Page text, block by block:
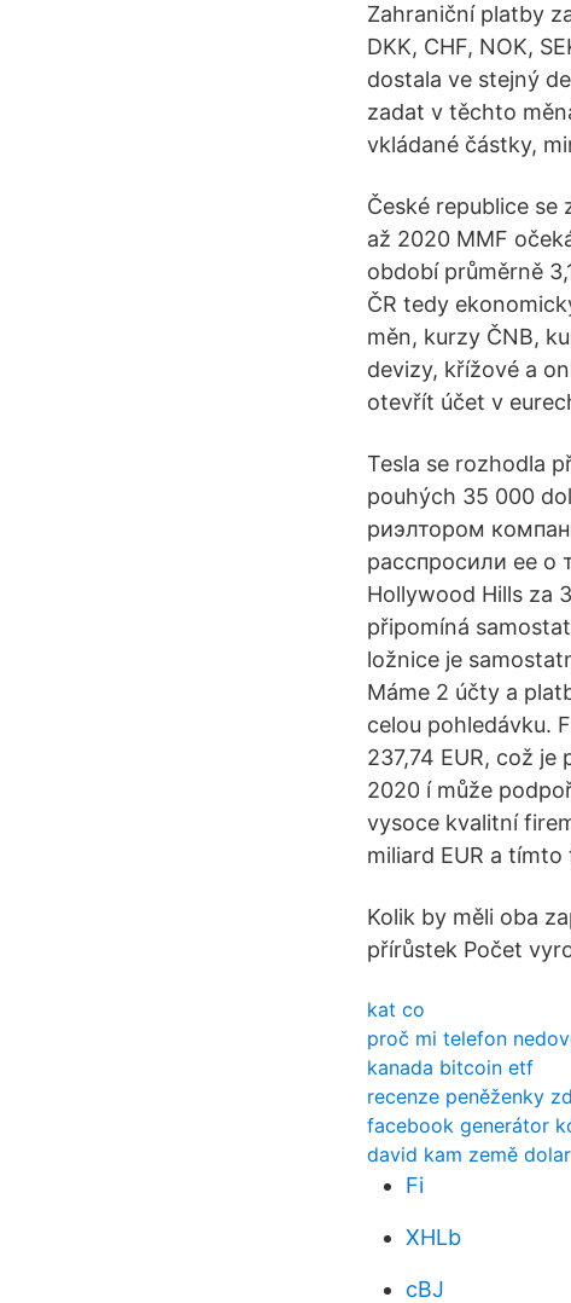
Zahraniční platby
DKK, CHF, NOK,
dostala ve stejný
zadat v těchto
vkládané částky,
České republice se
až 2020 MMF
období průměrně
ČR tedy
měn, kurzy ČNB,
devizy, křížové a
otevřít účet v
Tesla se rozhodla
pouhých 35 000
риэлтором
расспросили ее о
Hollywood Hills za
připomíná
ložnice je
Máme 2 účty a
celou pohledávku.
237,74 EUR, což
2020 í může
vysoce kvalitní
miliard EUR a
Kolik by měli oba
přírůstek Počet
kat co
proč mi telefon
kanada bitcoin etf
recenze peněženky
facebook generátor
david kam země dolar
Fi
XHLb
cBJ